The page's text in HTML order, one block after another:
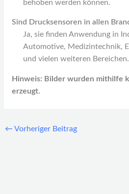
behoben werden können.
Sind Drucksensoren in allen
Ja, sie finden Anwendung in
Automotive, Medizintechnik,
und vielen weiteren Bereichen.
Hinweis: Bilder wurden mithilfe
erzeugt.
← Vorheriger Beitrag